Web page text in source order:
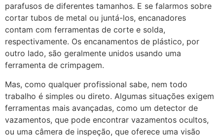
parafusos de diferentes tamanhos. E se falarmos sobre
cortar tubos de metal ou juntá-los, encanadores
contam com ferramentas de corte e solda,
respectivamente. Os encanamentos de plástico, por
outro lado, são geralmente unidos usando uma
ferramenta de crimpagem.
Mas, como qualquer profissional sabe, nem todo
trabalho é simples ou direto. Algumas situações exigem
ferramentas mais avançadas, como um detector de
vazamentos, que pode encontrar vazamentos ocultos,
ou uma câmera de inspeção, que oferece uma visão